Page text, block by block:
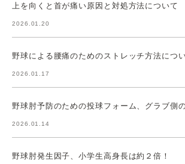
上を向くと首が痛い原因と対処方法について
2026.01.20
野球による腰痛のためのストレッチ方法につ
2026.01.17
野球肘予防のための投球フォーム、グラブ側
2026.01.14
野球肘発生因子、小学生高身長は約２倍！